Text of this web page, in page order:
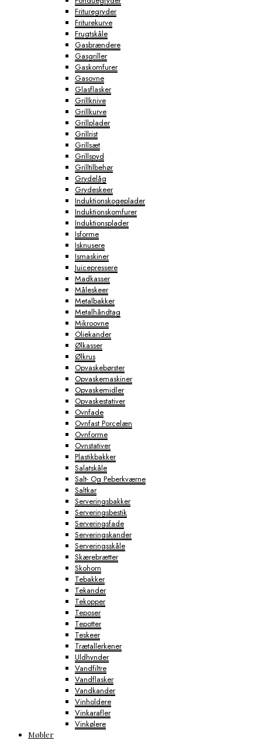
Frituregryder
Friturekurve
Frugtskåle
Gasbrændere
Gasgriller
Gaskomfurer
Gasovne
Glasflasker
Grillknive
Grillkurve
Grillplader
Grillrist
Grillsæt
Grillspyd
Grilltilbehør
Grydelåg
Grydeskeer
Induktionskogeplader
Induktionskomfurer
Induktionsplader
Isforme
Isknusere
Ismaskiner
Juicepressere
Madkasser
Måleskeer
Metalbakker
Metalhåndtag
Mikroovne
Oliekander
Ølkasser
Ølkrus
Opvaskebørster
Opvaskemaskiner
Opvaskemidler
Opvaskestativer
Ovnfade
Ovnfast Porcelæn
Ovnforme
Ovnstativer
Plastikbakker
Salatskåle
Salt- Og Peberkværne
Saltkar
Serveringsbakker
Serveringsbestik
Serveringsfade
Serveringskander
Serveringsskåle
Skærebrætter
Skohorn
Tebakker
Tekander
Tekopper
Teposer
Tepotter
Teskeer
Trætallerkener
Uldhynder
Vandfiltre
Vandflasker
Vandkander
Vinholdere
Vinkarafler
Vinkølere
Møbler